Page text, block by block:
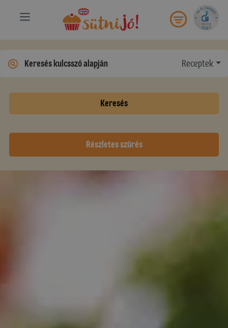
Receptek
Keresés
Részletes szűrés